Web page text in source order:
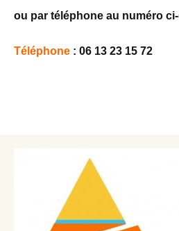
ou par téléphone au numéro
Téléphone : 06 13 23 15 72